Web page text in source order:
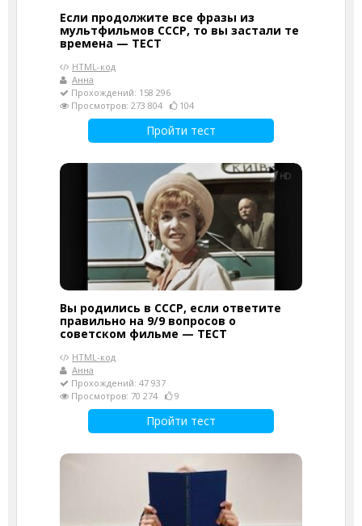
Если продолжите все фразы из
мультфильмов СССР, то вы застали те
времена — ТЕСТ
HTML-код
Анна
Прохождений: 158 296
Просмотров: 273 804
104
Пройти тест
Вы родились в СССР, если ответите
правильно на 9/9 вопросов о
советском фильме — ТЕСТ
HTML-код
Анна
Прохождений: 47 937
Просмотров: 70 274
9
Пройти тест